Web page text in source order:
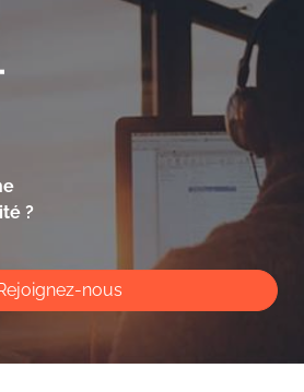
?
nous